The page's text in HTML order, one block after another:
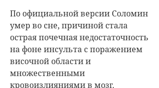
По официальной версии Соломин
умер во сне, причиной стала
острая почечная недостаточность
на фоне инсульта с поражением
височной области и
множественными
кровоизлияниями в мозг.